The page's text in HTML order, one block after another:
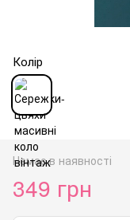
Колір
Немає в наявності
349 грн